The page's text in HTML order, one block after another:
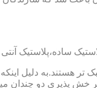
هستند.به دلیل
خش پذیری دو